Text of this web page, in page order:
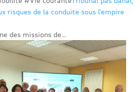
risques de la conduite sous l’empire
des missions de...